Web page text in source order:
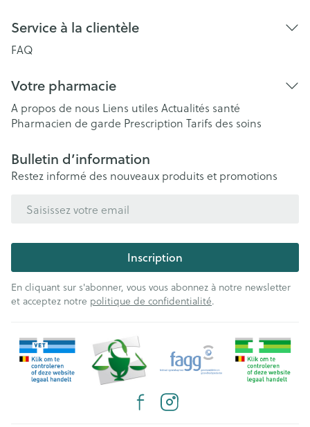
Service à la clientèle
FAQ
Votre pharmacie
A propos de nous Liens utiles Actualités santé
Pharmacien de garde Prescription Tarifs des soins
Bulletin d’information
Restez informé des nouveaux produits et promotions
Inscription
En cliquant sur s'abonner, vous vous abonnez à notre newsletter
et acceptez notre politique de confidentialité.